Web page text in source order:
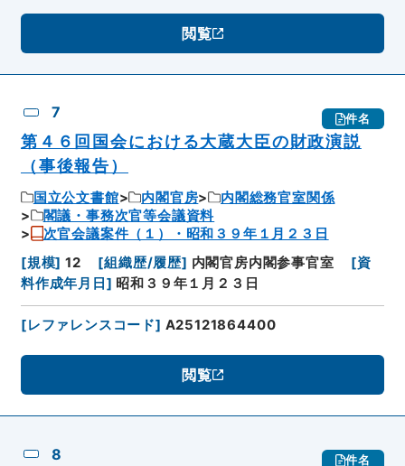
閲覧
7 件名
第４６回国会における大蔵大臣の財政演説
（事後報告）
国立公文書館 内閣官房
内閣総務官室関係
閣議・事務次官等会議資料
次官会議案件（１）・昭和３９年１月２３日
[規模] 12 [組織歴/履歴] 内閣官房内閣参事官室 [資
料作成年月日 ] 昭和３９年１月２３日
[レファレンスコード] A25121864400
閲覧
8 件名